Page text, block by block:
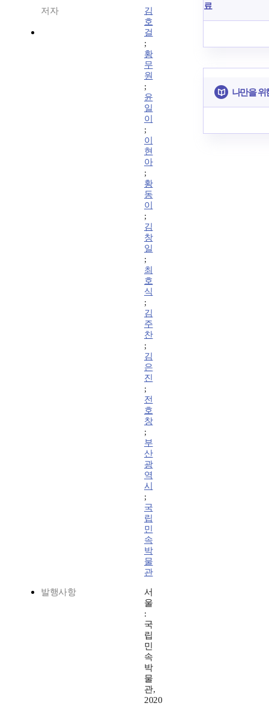
저자
김
호
걸
;
황
무
원
;
윤
일
이
;
이
현
아
;
황
동
이
;
김
창
일
;
최
호
식
;
김
주
찬
;
김
은
진
;
전
호
창
;
부
산
광
역
시
;
국
립
민
속
박
물
관
발행사항
서
울
:
국
립
민
속
박
물
관,
2020
료
나만을 위